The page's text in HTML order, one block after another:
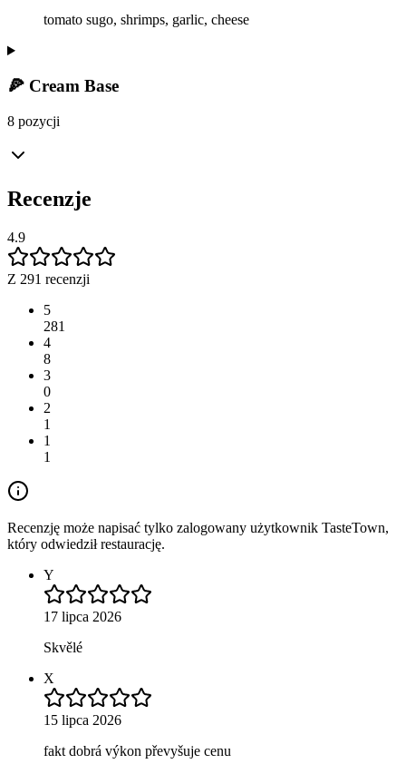
tomato sugo, shrimps, garlic, cheese
🍕 Cream Base
8 pozycji
Recenzje
4.9
Z 291 recenzji
5
281
4
8
3
0
2
1
1
1
Recenzję może napisać tylko zalogowany użytkownik TasteTown,
który odwiedził restaurację.
Y
17 lipca 2026
Skvělé
X
15 lipca 2026
fakt dobrá výkon převyšuje cenu